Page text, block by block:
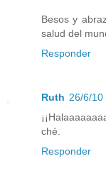
Besos y
salud del
Responder
Ruth 26/6/10
ché.
Responder